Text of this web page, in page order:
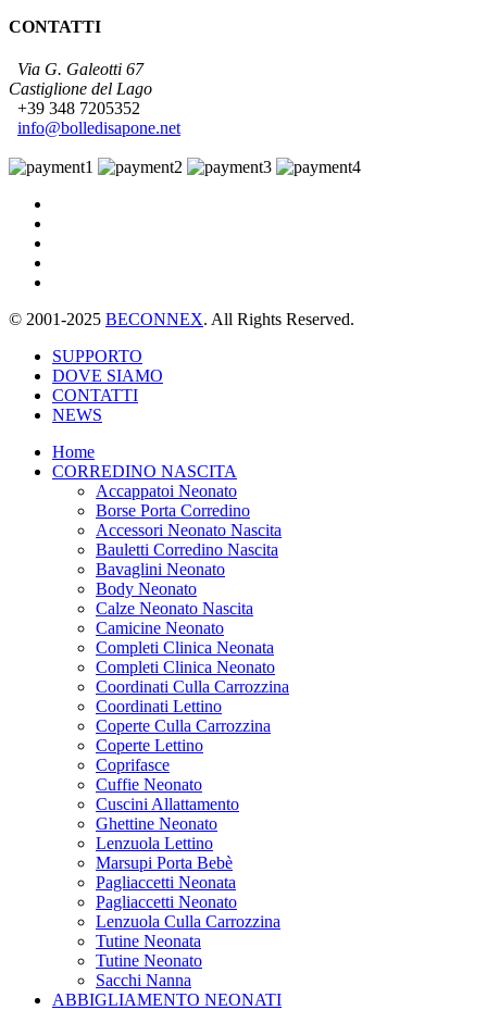
CONTATTI
Via G. Galeotti 67
Castiglione del Lago
+39 348 7205352
info@bolledisapone.net
© 2001-2025 BECONNEX. All Rights Reserved.
SUPPORTO
DOVE SIAMO
CONTATTI
NEWS
Home
CORREDINO NASCITA
Accappatoi Neonato
Borse Porta Corredino
Accessori Neonato Nascita
Bauletti Corredino Nascita
Bavaglini Neonato
Body Neonato
Calze Neonato Nascita
Camicine Neonato
Completi Clinica Neonata
Completi Clinica Neonato
Coordinati Culla Carrozzina
Coordinati Lettino
Coperte Culla Carrozzina
Coperte Lettino
Coprifasce
Cuffie Neonato
Cuscini Allattamento
Ghettine Neonato
Lenzuola Lettino
Marsupi Porta Bebè
Pagliaccetti Neonata
Pagliaccetti Neonato
Lenzuola Culla Carrozzina
Tutine Neonata
Tutine Neonato
Sacchi Nanna
ABBIGLIAMENTO NEONATI